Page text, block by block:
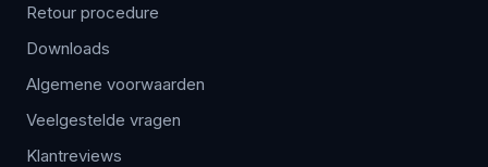
Retour procedure
Downloads
Algemene voorwaarden
Veelgestelde vragen
Klantreviews